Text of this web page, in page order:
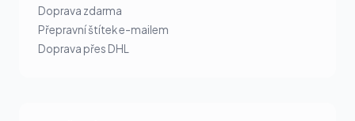
Doprava zdarma
Přepravní štítek e-mailem
Doprava přes DHL